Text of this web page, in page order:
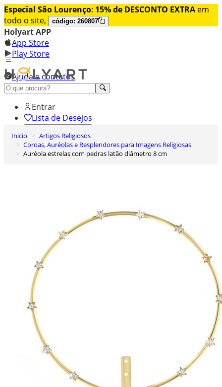
Especial São Lourenço: 15% de DESCONTO EXTRA em
todo o site,
código: 260807
Holyart APP
App Store
Play Store
Ajuda e contatos
Conheça premium
Entrar
Lista de Desejos
0
Carrinho de Compras
Inicio
Artigos Religiosos
Coroas, Auréolas e Resplendores para Imagens Religiosas
Auréola estrelas com pedras latão diâmetro 8 cm